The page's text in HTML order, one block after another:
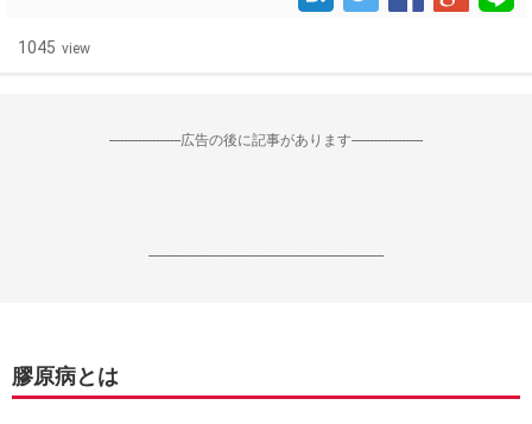
1045 view
--------------------広告の後に記事があります--------------------
------------------------------------------------------------------
膠原病とは